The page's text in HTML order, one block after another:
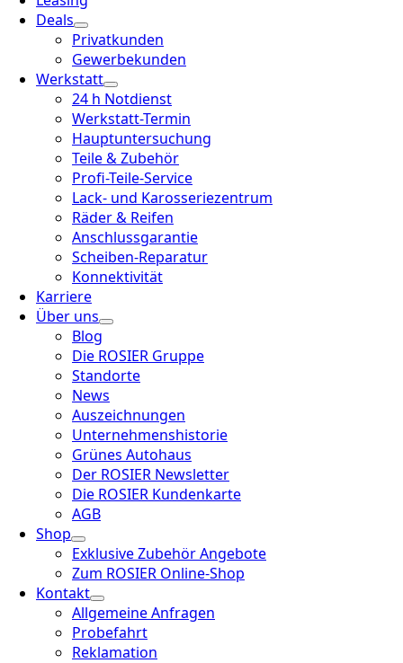
Deals
Privatkunden
Gewerbekunden
Werkstatt
24 h Notdienst
Werkstatt-Termin
Hauptuntersuchung
Teile & Zubehör
Profi-Teile-Service
Lack- und Karosseriezentrum
Räder & Reifen
Anschlussgarantie
Scheiben-Reparatur
Konnektivität
Karriere
Über uns
Blog
Die ROSIER Gruppe
Standorte
News
Auszeichnungen
Unternehmenshistorie
Grünes Autohaus
Der ROSIER Newsletter
Die ROSIER Kundenkarte
AGB
Shop
Exklusive Zubehör Angebote
Zum ROSIER Online-Shop
Kontakt
Allgemeine Anfragen
Probefahrt
Reklamation